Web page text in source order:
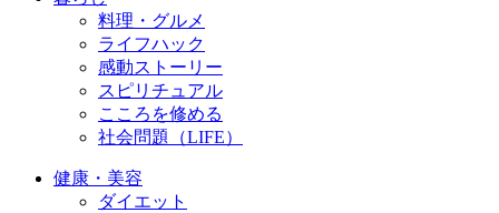
料理・グルメ
ライフハック
感動ストーリー
スピリチュアル
こころを修める
社会問題（LIFE）
健康・美容
ダイエット